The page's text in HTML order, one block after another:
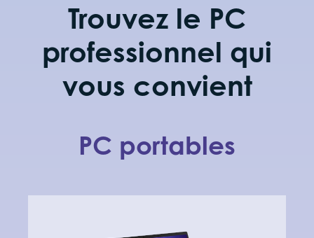
Trouvez le PC
professionnel qui
vous convient
PC portables